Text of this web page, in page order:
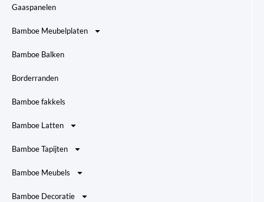
Gaaspanelen
Bamboe Meubelplaten
Bamboe Balken
Borderranden
Bamboe fakkels
Bamboe Latten
Bamboe Tapijten
Bamboe Meubels
Bamboe Decoratie